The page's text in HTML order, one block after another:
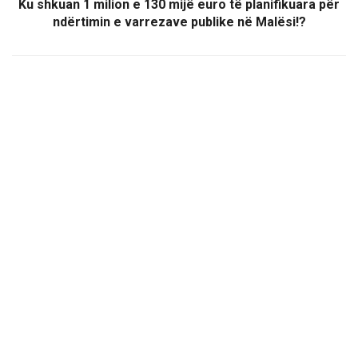
Ku shkuan 1 milion e 130 mijë euro të planifikuara për
ndërtimin e varrezave publike në Malësi!?